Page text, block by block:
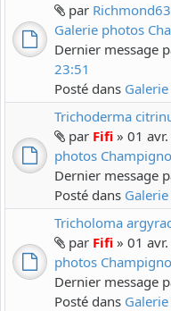
par Richmond63
Galerie photos
Dernier message
23:51
Posté dans
Trichoderma
par Fifi » 01
photos
Dernier message
Posté dans
Tricholoma
par Fifi » 01
photos
Dernier message
Posté dans